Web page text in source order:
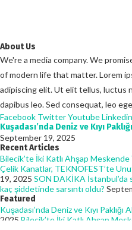
About Us
We're a media company. We
of modern life that matter. Lorem
adipiscing elit. Ut elit tellus, luctus
dapibus leo. Sed consequat, leo
Facebook TwitterYoutubeLinkedin
Kuşadası’nda Deniz ve Kıyı
September 19, 2025
Recent Articles
Bilecik’te İki Katlı Ahşap Meskende
Çelik Kanatlar, TEKNOFEST’te
19, 2025 SON DAKİKA İstanbul’da
kaç şiddetinde sarsıntı oldu?
Featured
Kuşadası’nda Deniz ve Kıyı
2025 Bilecik’te İki Katlı Ahşap